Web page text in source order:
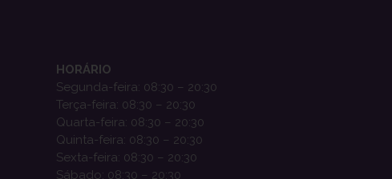
HORÁRIO
Segunda-feira: 08:30 – 20:30
Terça-feira: 08:30 – 20:30
Quarta-feira: 08:30 – 20:30
Quinta-feira: 08:30 – 20:30
Sexta-feira: 08:30 – 20:30
Sábado: 08:30 – 20:30